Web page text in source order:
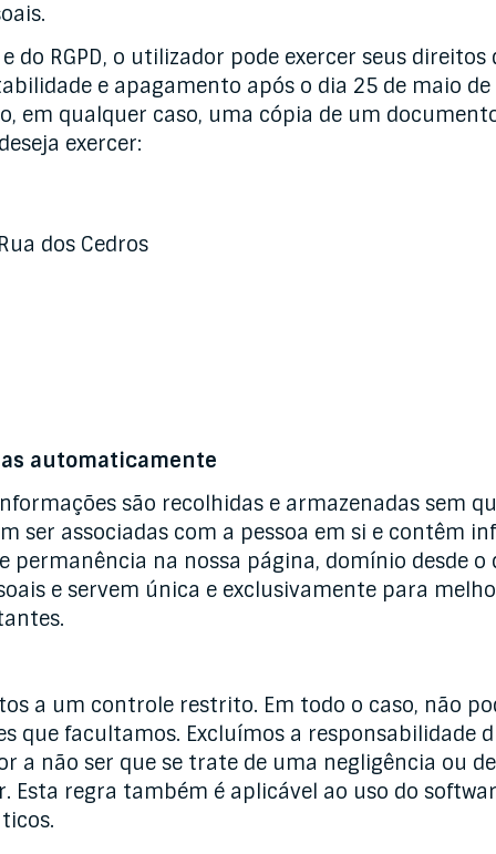
do RGPD, o utilizador pode exercer seus
e apagamento após o dia 25 de maio
em qualquer caso, uma cópia de um
exercer:
dos Cedros
automaticamente
são recolhidas e armazenadas sem
ser associadas com a pessoa em si e contêm
na nossa página, domínio desde o
e servem única e exclusivamente para
a um controle restrito. Em todo o caso, não
que facultamos. Excluímos a responsabilidade
a não ser que se trate de uma negligência ou
Esta regra também é aplicável ao uso do